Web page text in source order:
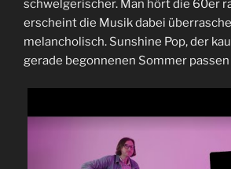
schwelgerischer. Man hört die 60er
erscheint die Musik dabei
melancholisch. Sunshine Pop, der
gerade begonnenen Sommer